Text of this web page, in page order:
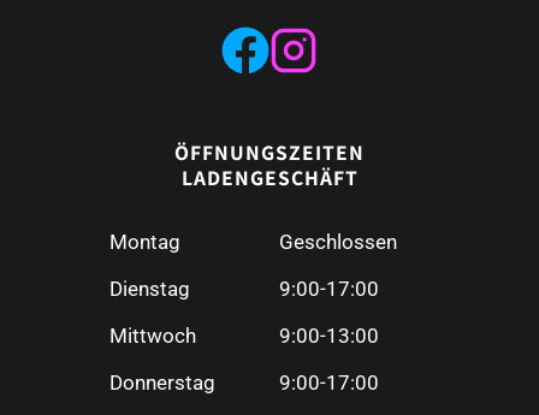
ÖFFNUNGSZEITEN
LADENGESCHÄFT
Montag
Geschlossen
Dienstag
9:00-17:00
Mittwoch
9:00-13:00
Donnerstag
9:00-17:00